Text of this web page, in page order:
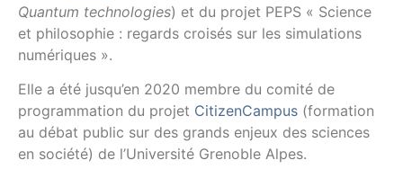
Quantum technologies) et du projet PEPS « Science
et philosophie : regards croisés sur les simulations
numériques ».
Elle a été jusqu’en 2020 membre du comité de
programmation du projet CitizenCampus (formation
au débat public sur des grands enjeux des sciences
en société) de l’Université Grenoble Alpes.